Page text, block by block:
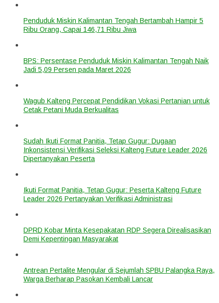
Penduduk Miskin Kalimantan Tengah Bertambah Hampir 5
Ribu Orang, Capai 146,71 Ribu Jiwa
BPS: Persentase Penduduk Miskin Kalimantan Tengah Naik
Jadi 5,09 Persen pada Maret 2026
Wagub Kalteng Percepat Pendidikan Vokasi Pertanian untuk
Cetak Petani Muda Berkualitas
Sudah Ikuti Format Panitia, Tetap Gugur: Dugaan
Inkonsistensi Verifikasi Seleksi Kalteng Future Leader 2026
Dipertanyakan Peserta
Ikuti Format Panitia, Tetap Gugur: Peserta Kalteng Future
Leader 2026 Pertanyakan Verifikasi Administrasi
DPRD Kobar Minta Kesepakatan RDP Segera Direalisasikan
Demi Kepentingan Masyarakat
Antrean Pertalite Mengular di Sejumlah SPBU Palangka Raya,
Warga Berharap Pasokan Kembali Lancar